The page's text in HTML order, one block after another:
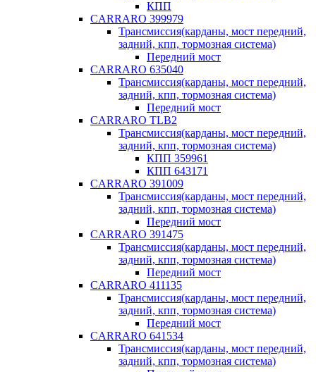
КПП
CARRARO 399979
Трансмиссия(карданы, мост передний,
задний, кпп, тормозная система)
Передний мост
CARRARO 635040
Трансмиссия(карданы, мост передний,
задний, кпп, тормозная система)
Передний мост
CARRARO TLB2
Трансмиссия(карданы, мост передний,
задний, кпп, тормозная система)
КПП 359961
КПП 643171
CARRARO 391009
Трансмиссия(карданы, мост передний,
задний, кпп, тормозная система)
Передний мост
CARRARO 391475
Трансмиссия(карданы, мост передний,
задний, кпп, тормозная система)
Передний мост
CARRARO 411135
Трансмиссия(карданы, мост передний,
задний, кпп, тормозная система)
Передний мост
CARRARO 641534
Трансмиссия(карданы, мост передний,
задний, кпп, тормозная система)